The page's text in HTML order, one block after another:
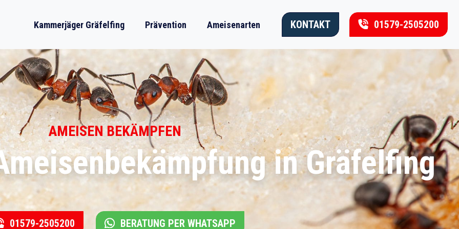
Kammerjäger Gräfelfing Prävention Ameisenarten KONTAKT 01579-2505200
AMEISEN BEKÄMPFEN
in Gräfelfing
01579-2505200 BERATUNG PER WHATSAPP